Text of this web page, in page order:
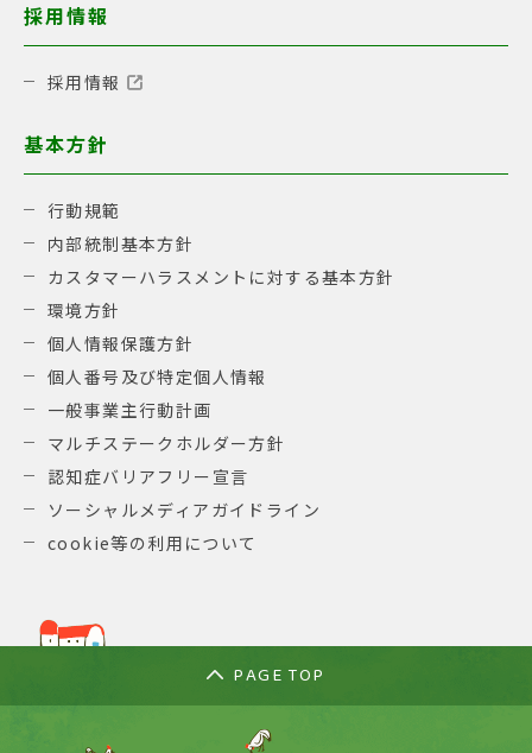
採用情報
採用情報
基本方針
行動規範
内部統制基本方針
カスタマーハラスメントに対する基本方針
環境方針
個人情報保護方針
個人番号及び特定個人情報
一般事業主行動計画
マルチステークホルダー方針
認知症バリアフリー宣言
ソーシャルメディアガイドライン
cookie等の利用について
PAGE TOP